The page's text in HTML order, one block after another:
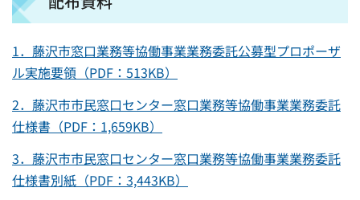
1．藤沢市窓口業務等協働事業業務委託公募型プロポーザ
ル実施要領（PDF：513KB）
2．藤沢市市民窓口センター窓口業務等協働事業業務委託
仕様書（PDF：1,659KB）
3．藤沢市市民窓口センター窓口業務等協働事業業務委託
仕様書別紙（PDF：3,443KB）